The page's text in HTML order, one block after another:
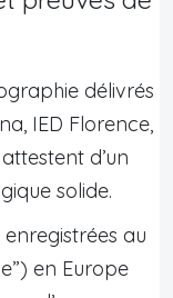
délivrés
IED Florence,
d’un
solide.
au
en Europe